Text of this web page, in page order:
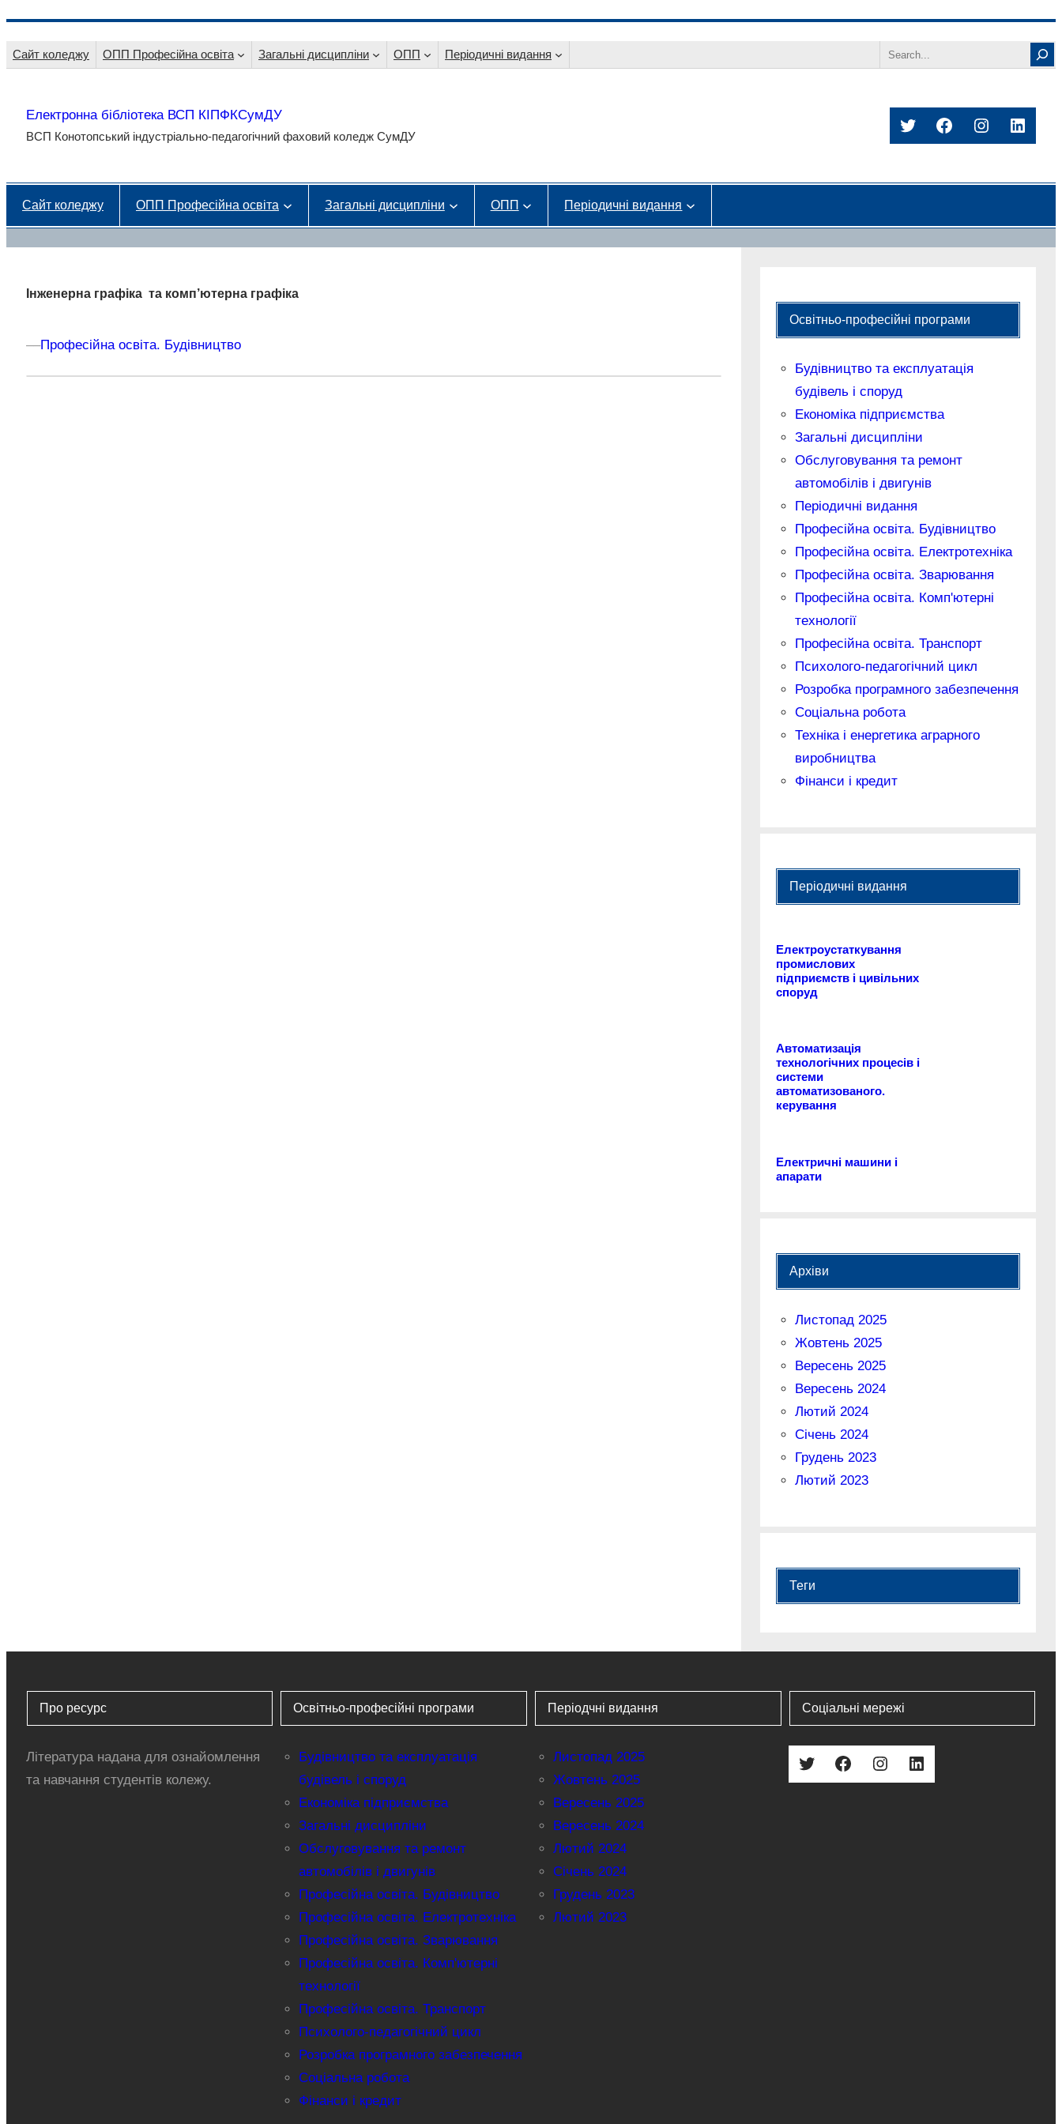
до
Сайт коледжу ОПП Професійна освіта Загальні дисципліни ОПП Періодичні видання Search
Електронна бібліотека ВСП КІПФКСумДУ
ВСП Конотопський індустріально-педагогічний фаховий коледж СумДУ
TwitterFacebook
Instagram
Сайт коледжу ОПП Професійна освіта Загальні дисципліни ОПП Періодичні видання
Інженерна графіка та комп’ютерна графіка
––Професійна освіта. Будівництво
Освітньо-професійні програми
Будівництво та експлуатація
будівель і споруд
Економіка підприємства
Загальні дисципліни
Обслуговування та ремонт
автомобілів і двигунів
Періодичні видання
Професійна освіта. Будівництво
Професійна освіта. Електротехніка
Професійна освіта. Зварювання
Професійна освіта. Комп'ютерні
технології
Професійна освіта. Транспорт
Психолого-педагогічний цикл
Розробка програмного забезпечення
Соціальна робота
Техніка і енергетика аграрного
виробництва
Фінанси і кредит
Періодичні видання
Електроустаткування
промислових
підприємств і цивільних
споруд
Автоматизація
технологічних процесів і
системи
автоматизованого.
керування
Електричні машини і
апарати
Архіви
Листопад 2025
Жовтень 2025
Вересень 2025
Вересень 2024
Лютий 2024
Січень 2024
Грудень 2023
Лютий 2023
Теги
Про ресурс
Література надана для ознайомлення
та навчання студентів колежу.
Освітньо-професійні програми
Будівництво та експлуатація
будівель і споруд
Економіка підприємства
Загальні дисципліни
Обслуговування та ремонт
автомобілів і двигунів
Професійна освіта. Будівництво
Професійна освіта. Електротехніка
Професійна освіта. Зварювання
Професійна освіта. Комп'ютерні
технології
Професійна освіта. Транспорт
Психолого-педагогічний цикл
Розробка програмного забезпечення
Соціальна робота
Фінанси і кредит
Періодчні видання
Листопад 2025
Жовтень 2025
Вересень 2025
Вересень 2024
Лютий 2024
Січень 2024
Грудень 2023
Лютий 2023
Соціальні мережі
Twitter Facebook Instagram LinkedIn